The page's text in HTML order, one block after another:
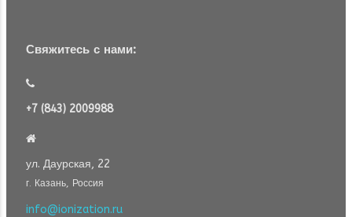
Свяжитесь с нами:
+7 (843) 2009988
ул. Даурская, 22
г. Казань, Россия
info@ionization.ru